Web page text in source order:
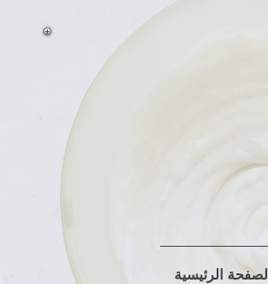
الصفحة الرئيسية